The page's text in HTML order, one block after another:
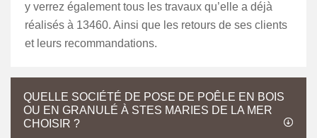
y verrez également tous les travaux qu’elle a déjà
réalisés à 13460. Ainsi que les retours de ses clients
et leurs recommandations.
QUELLE SOCIÉTÉ DE POSE DE POÊLE EN BOIS
OU EN GRANULÉ À STES MARIES DE LA MER
CHOISIR ?